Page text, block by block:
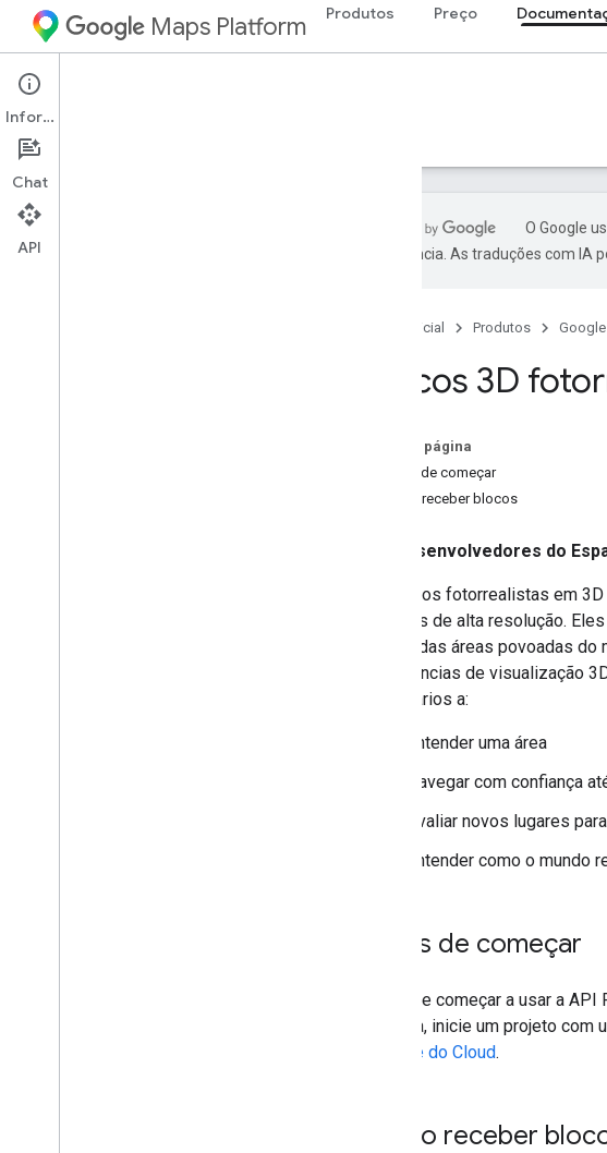
Maps Platform Produtos Preço
Map Tiles API
Guias
O Google
preferência. As traduções com IA
Página inicial Produtos
Blocos 3D
Nesta página
Antes de começar
Como receber blocos
Desenvolvedores do
Os blocos fotorrealistas em
imagens de alta resolução.
muitas das áreas povoadas
experiências de visualização
os usuários a:
Entender uma área
Navegar com confiança
Avaliar novos lugares
Entender como o mundo
Antes de começar
Antes de começar a usar a
seguida, inicie um projeto
console do Cloud.
Como receber
Informações
Chat
API